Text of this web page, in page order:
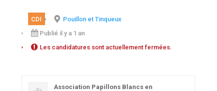
CDI
Pouillon et Tinqueux
Publié il y a 1 an
Les candidatures sont actuellement fermées.
Association Papillons Blancs en